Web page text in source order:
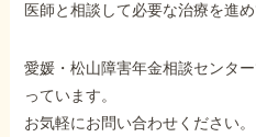
医師と相談して必要な治療を進
愛媛・松山障害年金相談センタ
っています。
お気軽にお問い合わせください。